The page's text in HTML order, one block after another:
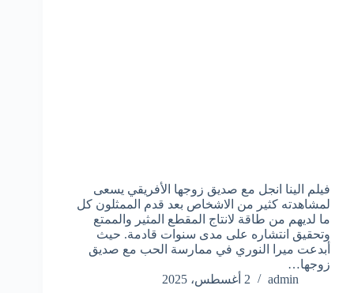
فيلم الينا انجل مع صديق زوجها الأفريقي يسعى
لمشاهدته كثير من الاشخاص بعد قدم الممثلون كل
ما لديهم من طاقة لانتاج المقطع المثير والممتع
وتحقيق انتشاره على مدى سنوات قادمة. حيث
أبدعت ميرا النوري في ممارسة الحب مع صديق
زوجها…
admin
2 أغسطس، 2025